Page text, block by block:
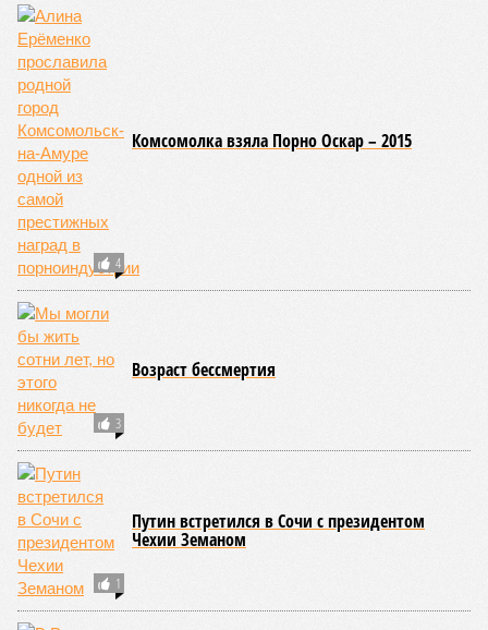
4
Комсомолка взяла Порно Оскар – 2015
3
Возраст бессмертия
1
Путин встретился в Сочи с президентом
Чехии Земаном